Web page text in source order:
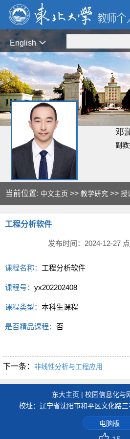
English
邓
副
当前位置: 中文主页 >>教学研究 >>授
工程分析软件
发布时间：2024-12-27 点
课程名称： 工程分析软件
课程号：yx202202408
课程类型：本科生课程
是否精品课程：否
下一条： 非线性分析与工程应用
东大主页 | 校园信息化与
校址：辽宁省沈阳市和平区文化路
电脑版